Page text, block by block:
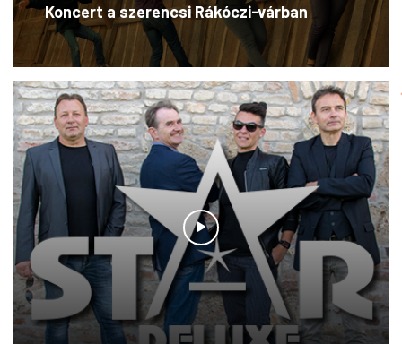
Koncert a szerencsi Rákóczi-várban
HEGYALJA FOLK AKUSZTIK
Komáromi kisleány